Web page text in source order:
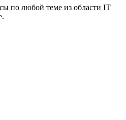
по любой теме из области IT